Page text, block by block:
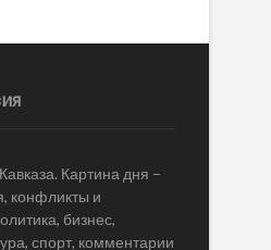
Картина дня –
конфликты и
бизнес,
спорт, комментарии